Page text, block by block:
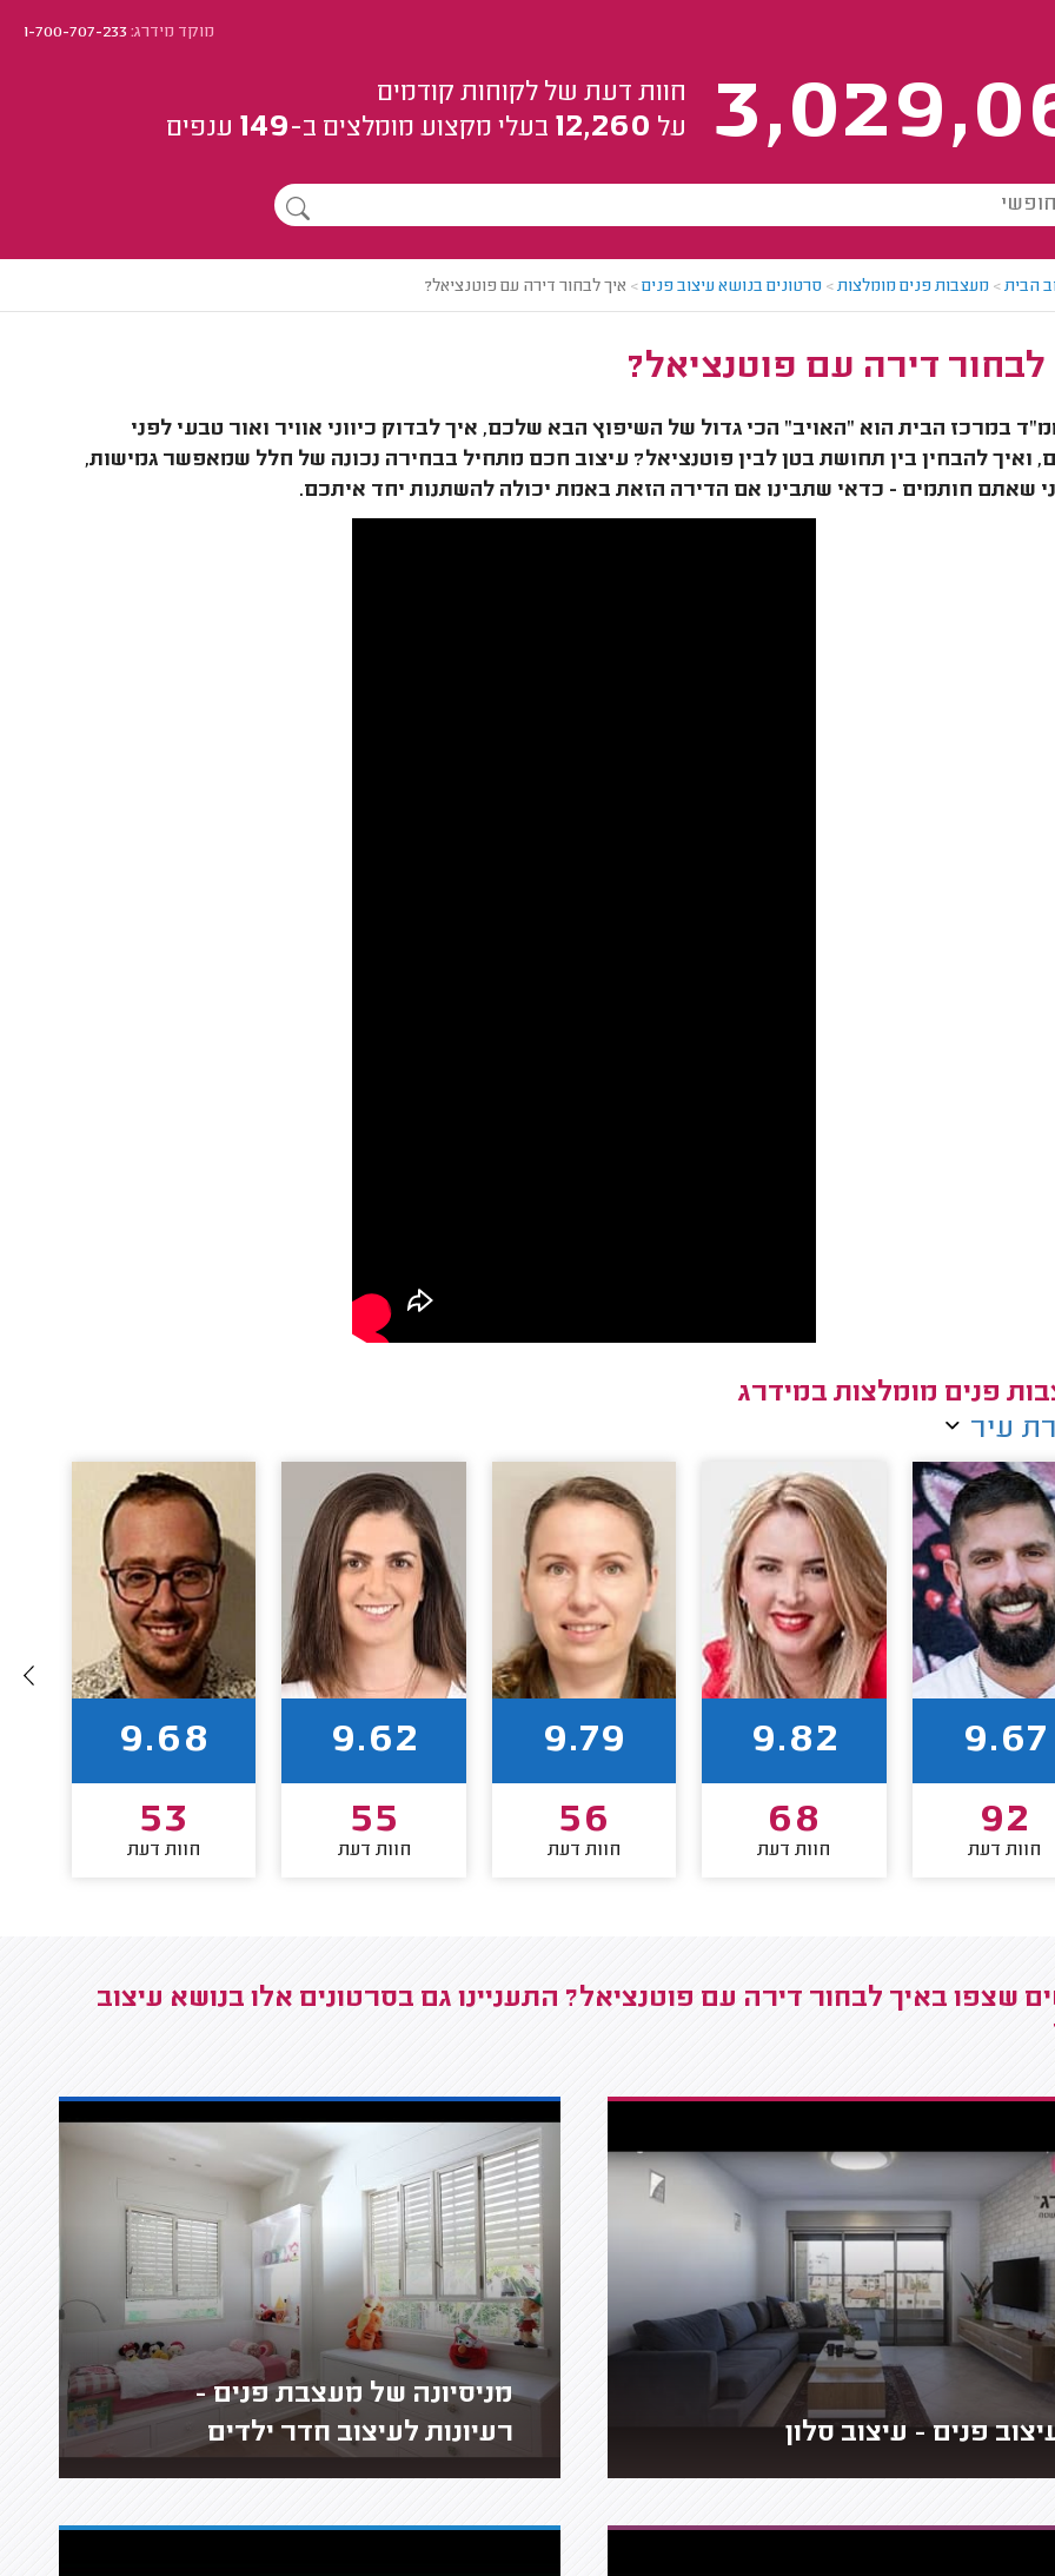
מוקד מידרג:1-700-707-233
חוות דעת של לקוחות קודמים
על 12,260 בעלי מקצוע מומלצים ב-149 ענפים
הבית> מעצבות פנים מומלצות> סרטונים בנושא עיצוב פנים> איך לבחור דירה עם פוטנציאל?
לבחור דירה עם פוטנציאל?
במרכז הבית הוא "האויב" הכי גדול של השיפוץ הבא שלכם, איך לבדוק כיווני אוויר ואור טבעי לפני
ואיך להבחין בין תחושת בטן לבין פוטנציאל? עיצוב חכם מתחיל בבחירה נכונה של חלל שמאפשר גמישות,
שאתם חותמים - כדאי שתבינו אם הדירה הזאת באמת יכולה להשתנות יחד איתכם.
פנים מומלצות במידרג
עיר
9.67
92
חוות דעת
9.82
68
חוות דעת
9.79
56
חוות דעת
9.62
55
חוות דעת
9.68
53
חוות דעת
שצפו באיך לבחור דירה עם פוטנציאל? התעניינו גם בסרטונים אלו בנושא עיצוב
פנים - עיצוב סלון
מניסיונה של מעצבת פנים -
רעיונות לעיצוב חדר ילדים